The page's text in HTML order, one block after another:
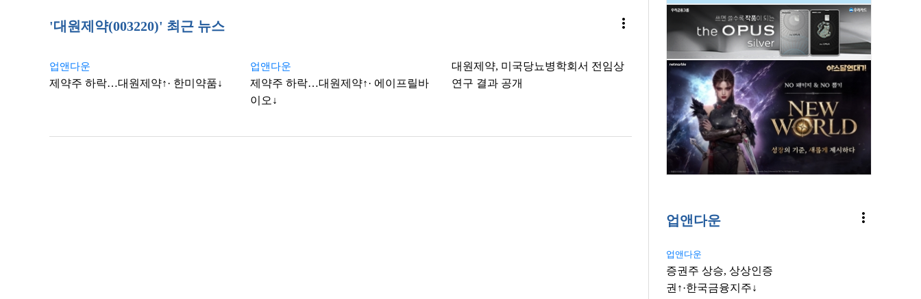
'대원제약(003220)' 최근 뉴스 more_vert
업앤다운
제약주 하락…대원제약↑· 한미약품↓
업앤다운
제약주 하락…대원제약↑· 에이프릴바
이오↓
대원제약, 미국당뇨병학회서 전임상
연구 결과 공개
업앤다운 more_vert
업앤다운
증권주 상승, 상상인증
권↑·한국금융지주↓